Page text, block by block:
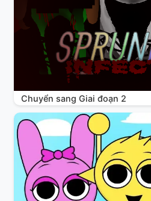
Chuyển sang Giai đoạn 2